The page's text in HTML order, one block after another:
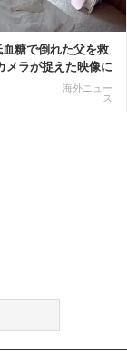
糖で倒れた父を救
メラが捉えた映像に
海外ニュー
ス